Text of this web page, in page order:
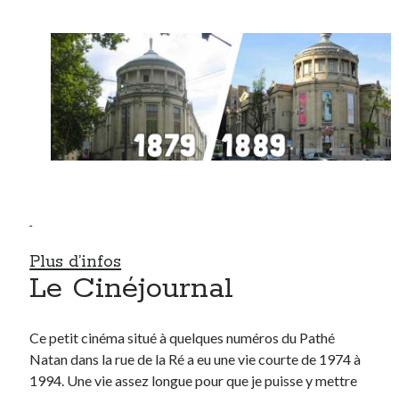
Plus d’infos
Le Cinéjournal
Ce petit cinéma situé à quelques numéros du Pathé
Natan dans la rue de la Ré a eu une vie courte de 1974 à
1994. Une vie assez longue pour que je puisse y mettre